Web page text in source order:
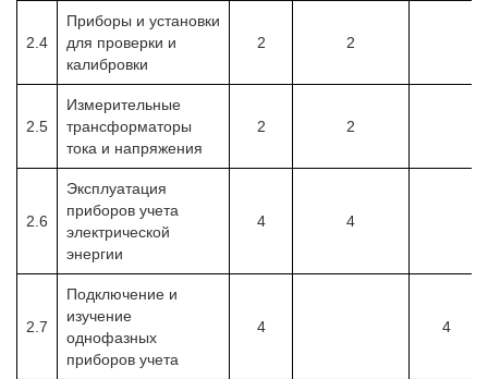
2.4
Приборы и установки
для проверки и
калибровки
2 2
2.5
Измерительные
трансформаторы
тока и напряжения
2 2
2.6
Эксплуатация
приборов учета
электрической
энергии
4 4
2.7
Подключение и
изучение
однофазных
приборов учета
4 4